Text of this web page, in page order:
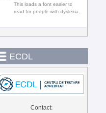
This loads a font easier to
read for people with dyslexia.
ECDL
Contact: